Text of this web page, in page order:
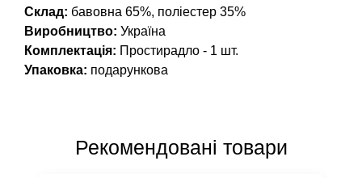
Склад: бавовна 65%, поліестер 35%
Виробництво: Україна
Комплектація: Простирадло - 1 шт.
Упаковка: подарункова
Рекомендовані товари